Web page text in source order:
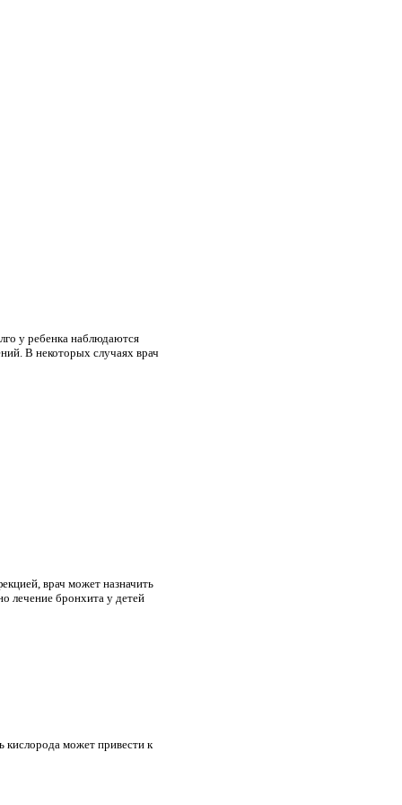
у ребенка наблюдаются
В некоторых случаях врач
врач может назначить
лечение бронхита у детей
кислорода может привести к